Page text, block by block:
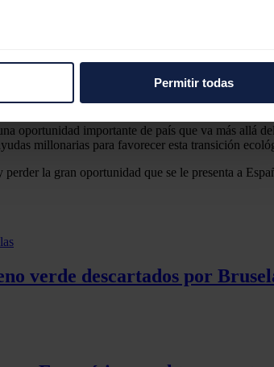
los anuncios, ofrecer funciones de redes
haga del sitio web con nuestros partners de
otra información que les haya
Permitir todas
en los motores en un 50% y distribuirse a los
ha recalcado Gándara.
indica que se necesitarían entre 30 y 40
de 56.000 millones de euros de PIB y 270.000
oportunidad importante de país que va más allá
millonarias para favorecer esta transición
la gran oportunidad que se le presenta a
verde descartados por